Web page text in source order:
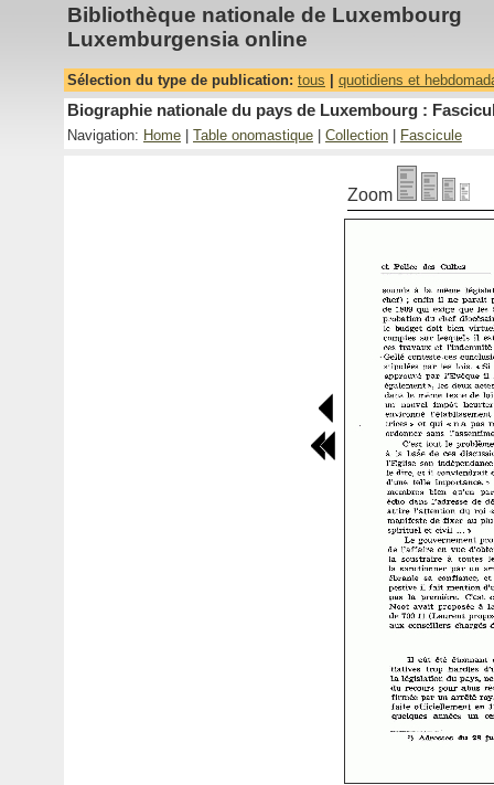
Bibliothèque nationale de Luxembourg
Luxemburgensia online
Sélection du type de publication: tous quotidiens et
Biographie nationale du pays de Luxembourg :
Navigation: Home Table onomastique Collection Fascicule
Zoom